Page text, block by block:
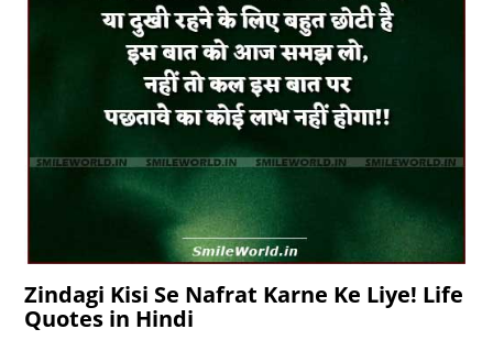
Zindagi Kisi Se Nafrat Karne Ke Liye! Life
Quotes in Hindi